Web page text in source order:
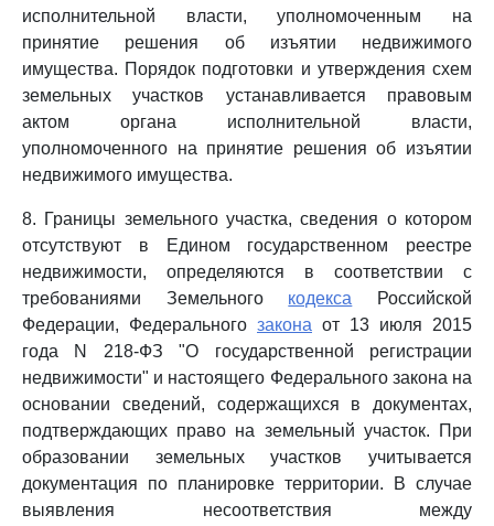
исполнительной власти, уполномоченным на
принятие решения об изъятии недвижимого
имущества. Порядок подготовки и утверждения схем
земельных участков устанавливается правовым
актом органа исполнительной власти,
уполномоченного на принятие решения об изъятии
недвижимого имущества.
8. Границы земельного участка, сведения о котором
отсутствуют в Едином государственном реестре
недвижимости, определяются в соответствии с
требованиями Земельного кодекса Российской
Федерации, Федерального закона от 13 июля 2015
года N 218-ФЗ "О государственной регистрации
недвижимости" и настоящего Федерального закона на
основании сведений, содержащихся в документах,
подтверждающих право на земельный участок. При
образовании земельных участков учитывается
документация по планировке территории. В случае
выявления несоответствия между